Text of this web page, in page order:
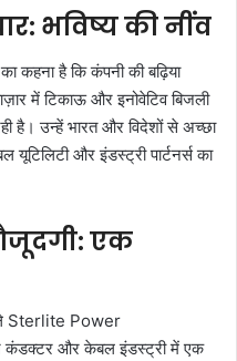
भविष्य की नींव
है कि कंपनी की बढ़िया
में टिकाऊ और इनोवेटिव बिजली
है। उन्हें भारत और विदेशों से अच्छा
यूटिलिटी और इंडस्ट्री पार्टनर्स का
एक
Sterlite Power
और केबल इंडस्ट्री में एक